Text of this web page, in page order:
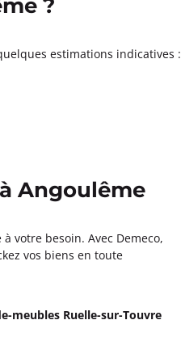
?
estimations indicatives :
Angoulême
votre besoin. Avec Demeco,
vos biens en toute
meubles Ruelle-sur-Touvre